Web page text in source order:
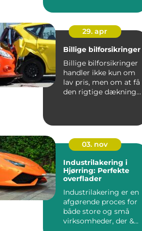
29. apr
Billige bilforsikringer
Billige bilforsikringer
handler ikke kun om
lav pris, men om at få
den rigtige dækning
03. nov
Industrilakering i
Hjørring: Perfekte
overflader
Industrilakering er en
afgørende proces for
både store og små
virksomheder, der &...